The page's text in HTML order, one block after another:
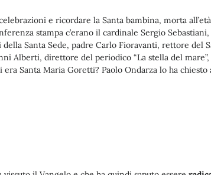
e ricordare la Santa bambina, morta
stampa c’erano il cardinale Sergio
Santa Sede, padre Carlo Fioravanti, rettore del
Alberti, direttore del periodico “La stella del
Santa Maria Goretti? Paolo Ondarza lo ha